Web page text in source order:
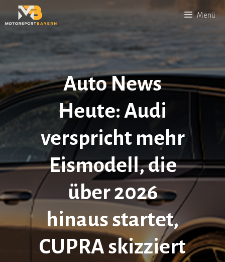
Inhalt
springen
Menü
Auto News
Heute: Audi
verspricht mehr
Eismodell, die
über 2026
hinaus startet,
CUPRA skizziert